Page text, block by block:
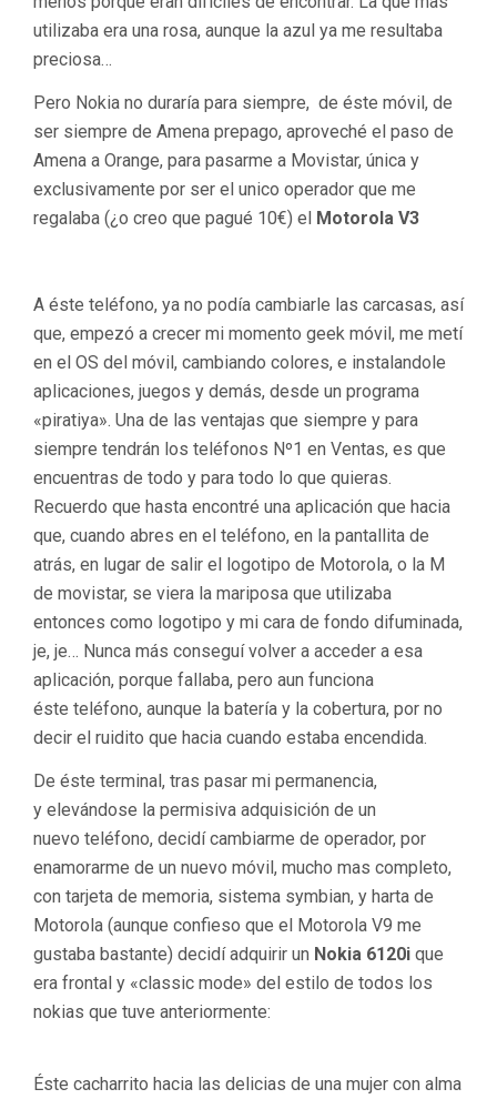
utilizaba era una rosa, aunque la azul ya me resultaba
preciosa…
Pero Nokia no duraría para siempre, de éste móvil, de
ser siempre de Amena prepago, aproveché el paso de
Amena a Orange, para pasarme a Movistar, única y
exclusivamente por ser el unico operador que me
regalaba (¿o creo que pagué 10€) el
Motorola V3
A éste teléfono, ya no podía cambiarle las carcasas, así
que, empezó a crecer mi momento geek móvil, me metí
en el OS del móvil, cambiando colores, e instalandole
aplicaciones, juegos y demás, desde un programa
«piratiya». Una de las ventajas que siempre y para
siempre tendrán los teléfonos Nº1 en Ventas, es que
encuentras de todo y para todo lo que quieras.
Recuerdo que hasta encontré una aplicación que hacia
que, cuando abres en el teléfono, en la pantallita de
atrás, en lugar de salir el logotipo de Motorola, o la M
de movistar, se viera la mariposa que utilizaba
entonces como logotipo y mi cara de fondo difuminada,
je, je… Nunca más conseguí volver a acceder a esa
aplicación, porque fallaba, pero aun funciona
éste teléfono, aunque la batería y la cobertura, por no
decir el ruidito que hacia cuando estaba encendida.
De éste terminal, tras pasar mi permanencia,
y elevándose la permisiva adquisición de un
nuevo teléfono, decidí cambiarme de operador, por
enamorarme de un nuevo móvil, mucho mas completo,
con tarjeta de memoria, sistema symbian, y harta de
Motorola (aunque confieso que el Motorola V9 me
gustaba bastante) decidí adquirir un Nokia 6120i que
era frontal y «classic mode» del estilo de todos los
nokias que tuve anteriormente:
Éste cacharrito hacia las delicias de una mujer con alma